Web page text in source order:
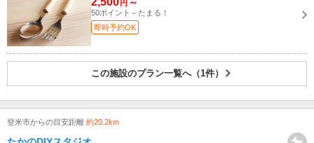
円
50ポイント～たまる！
即時予約OK
この施設のプラン一覧へ（1件）
登米市からの目安距離 約20.2km